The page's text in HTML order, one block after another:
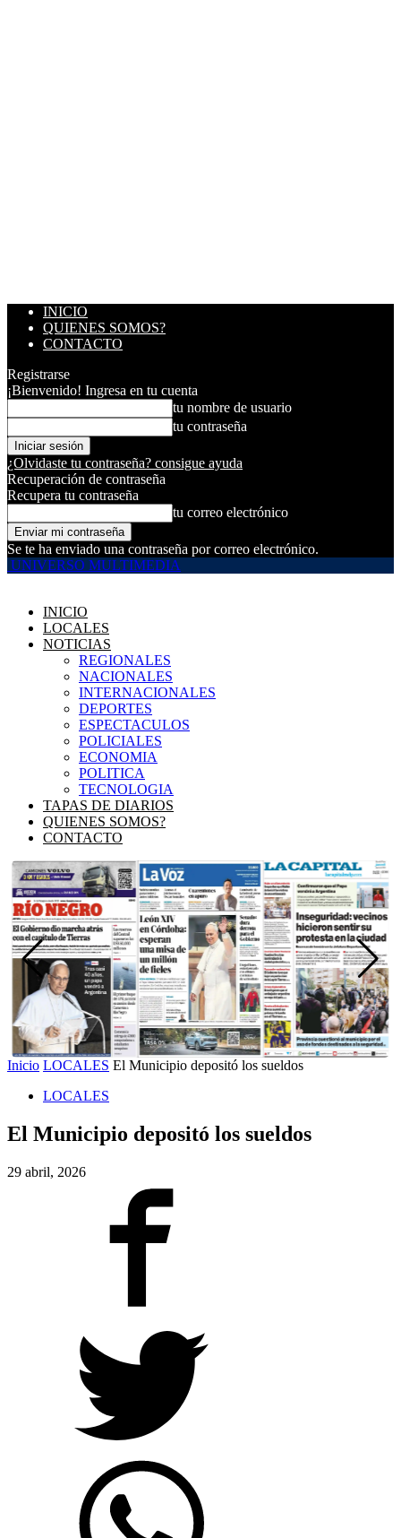
INICIO
QUIENES SOMOS?
CONTACTO
Registrarse
¡Bienvenido! Ingresa en tu cuenta
tu nombre de usuario
tu contraseña
¿Olvidaste tu contraseña? consigue ayuda
Recuperación de contraseña
Recupera tu contraseña
tu correo electrónico
Se te ha enviado una contraseña por correo electrónico.
UNIVERSO MULTIMEDIA
INICIO
LOCALES
NOTICIAS
REGIONALES
NACIONALES
INTERNACIONALES
DEPORTES
ESPECTACULOS
POLICIALES
ECONOMIA
POLITICA
TECNOLOGIA
TAPAS DE DIARIOS
QUIENES SOMOS?
CONTACTO
Inicio LOCALES El Municipio depositó los sueldos
LOCALES
El Municipio depositó los sueldos
29 abril, 2026